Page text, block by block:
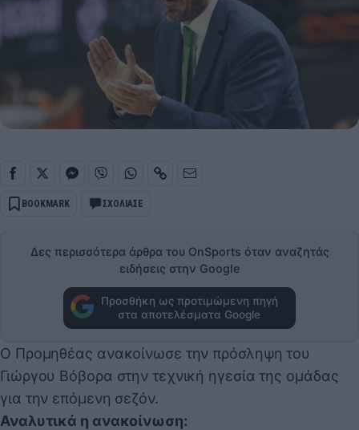
BOOKMARK ΣΧΟΛΙΑΣΕ
Δες περισσότερα άρθρα του OnSports όταν αναζητάς
ειδήσεις στην Google
Προσθήκη ως προτιμώμενη πηγή
στα αποτελέσματα Google
Ο Προμηθέας ανακοίνωσε την πρόσληψη του
Γιώργου Βόβορα στην τεχνική ηγεσία της ομάδας
για την επόμενη σεζόν.
Αναλυτικά η ανακοίνωση: